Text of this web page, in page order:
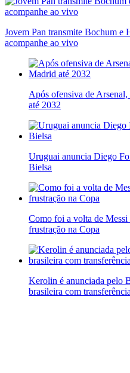
Jovem Pan transmite Bochum e
acompanhe ao vivo
Após ofensiva de
até 2032
Uruguai anuncia Diego
Bielsa
Como foi a volta de
frustração na Copa
Kerolin é anunciada pelo
brasileira com